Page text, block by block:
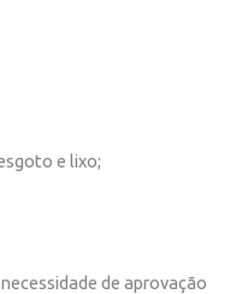
e lixo;
de aprovação